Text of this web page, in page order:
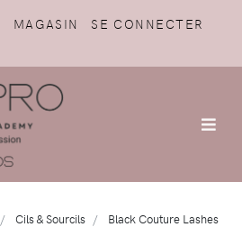
MAGASIN
SE CONNECTER
Cils & Sourcils Black Couture Lashes